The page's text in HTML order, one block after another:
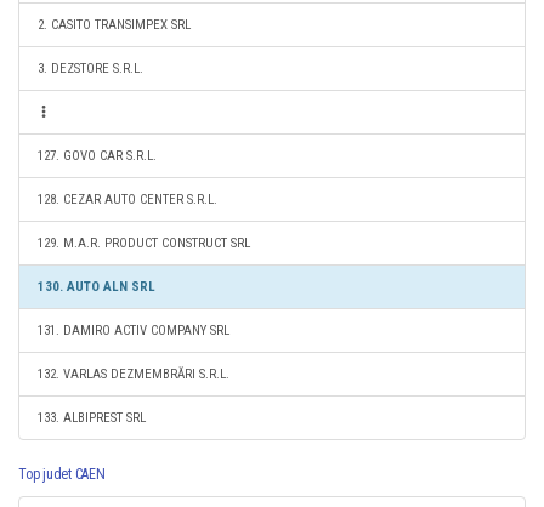
2. CASITO TRANSIMPEX SRL
3. DEZSTORE S.R.L.
127. GOVO CAR S.R.L.
128. CEZAR AUTO CENTER S.R.L.
129. M.A.R. PRODUCT CONSTRUCT SRL
130. AUTO ALN SRL
131. DAMIRO ACTIV COMPANY SRL
132. VARLAS DEZMEMBRĂRI S.R.L.
133. ALBIPREST SRL
Top judet CAEN